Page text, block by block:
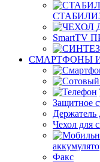
SmartTV
СМАРТФОНЫ
Защитное
Держатель
Чехол для
Факс